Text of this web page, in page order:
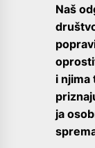
Naš
i njima
ja